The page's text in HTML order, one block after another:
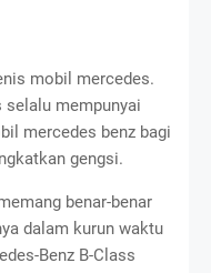
mobil mercedes.
mempunyai
mercedes benz bagi
gengsi.
benar-benar
dalam kurun waktu
Benz B-Class